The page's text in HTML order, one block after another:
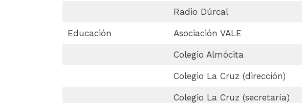
Radio Dúrcal
Educación Asociación VALE
Colegio Almócita
Colegio La Cruz (dirección)
Colegio La Cruz (secretaría)